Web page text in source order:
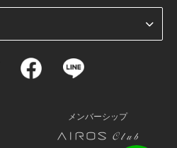
メンバーシップ